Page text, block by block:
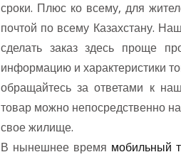
сроки. Плюс ко всему, для
почтой по всему Казахстану.
сделать заказ здесь проще
информацию и характеристики
обращайтесь за ответами к
товар можно непосредственно
свое жилище.
нынешнее время мобильный